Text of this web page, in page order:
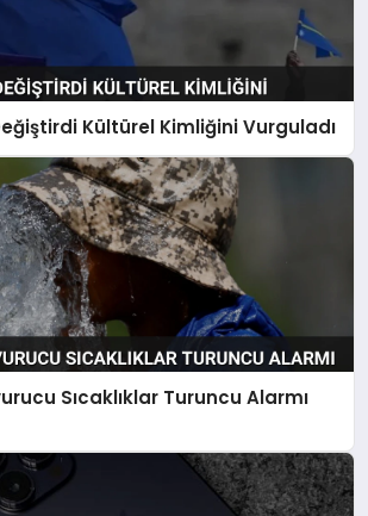
Kültürel Kimliğini Vurguladı
Sıcaklıklar Turuncu Alarmı